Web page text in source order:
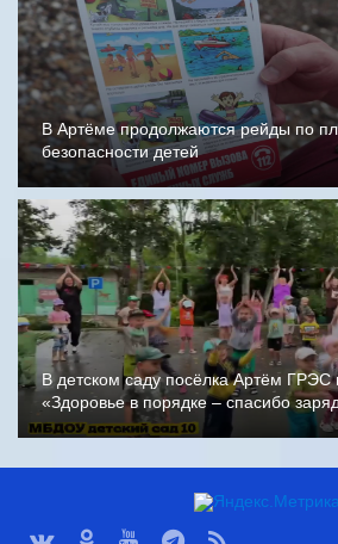
В Артёме продолжаются рейды по
безопасности детей
В детском саду посёлка Артём
«Здоровье в порядке – спасибо